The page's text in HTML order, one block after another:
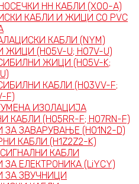
НН КАБЛИ (X00-A)
КАБЛИ И ЖИЦИ СО PVC
КАБЛИ (NYM)
ЖИЦИ (H05V-U; H07V-U)
ЖИЦИ (H05V-K;
КАБЛИ (H03VV-F;
F)
ИЗОЛАЦИЈА
КАБЛИ (H05RR-F; H07RN-F)
ЗА ЗАВАРУВАЊЕ (H01N2-D)
КАБЛИ (H1Z2Z2-K)
КАБЛИ
ЗА ЕЛЕКТРОНИКА (LiYCY)
ЗА ЗВУЧНИЦИ